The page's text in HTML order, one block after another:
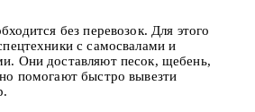
без перевозок. Для этого
с самосвалами и
Они доставляют песок, щебень,
помогают быстро вывезти